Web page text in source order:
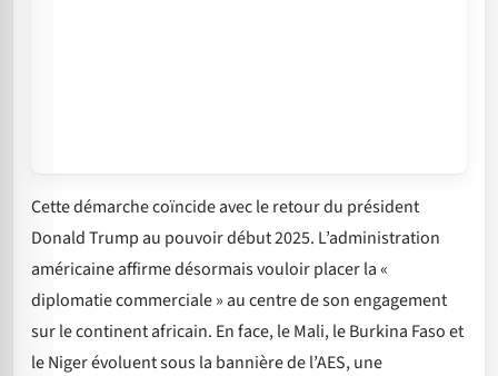
Cette démarche coïncide avec le retour du président
Donald Trump au pouvoir début 2025. L’administration
américaine affirme désormais vouloir placer la «
diplomatie commerciale » au centre de son engagement
sur le continent africain. En face, le Mali, le Burkina Faso et
le Niger évoluent sous la bannière de l’AES, une